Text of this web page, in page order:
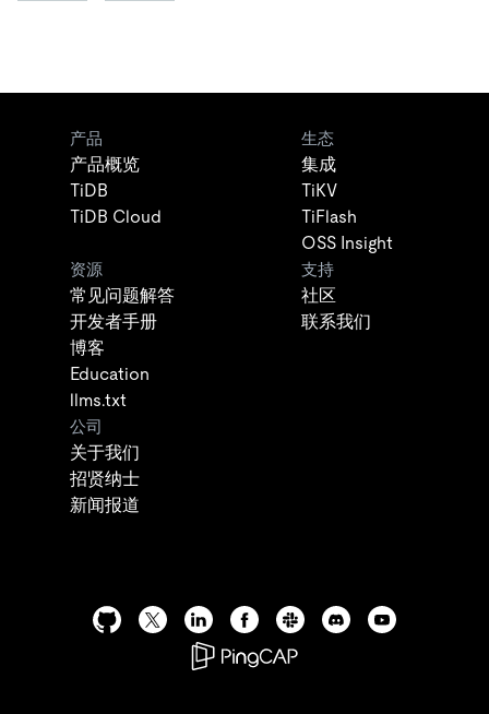
产品
产品概览
TiDB
TiDB Cloud
生态
集成
TiKV
TiFlash
OSS Insight
资源
常见问题解答
开发者手册
博客
Education
llms.txt
支持
社区
联系我们
公司
关于我们
招贤纳士
新闻报道